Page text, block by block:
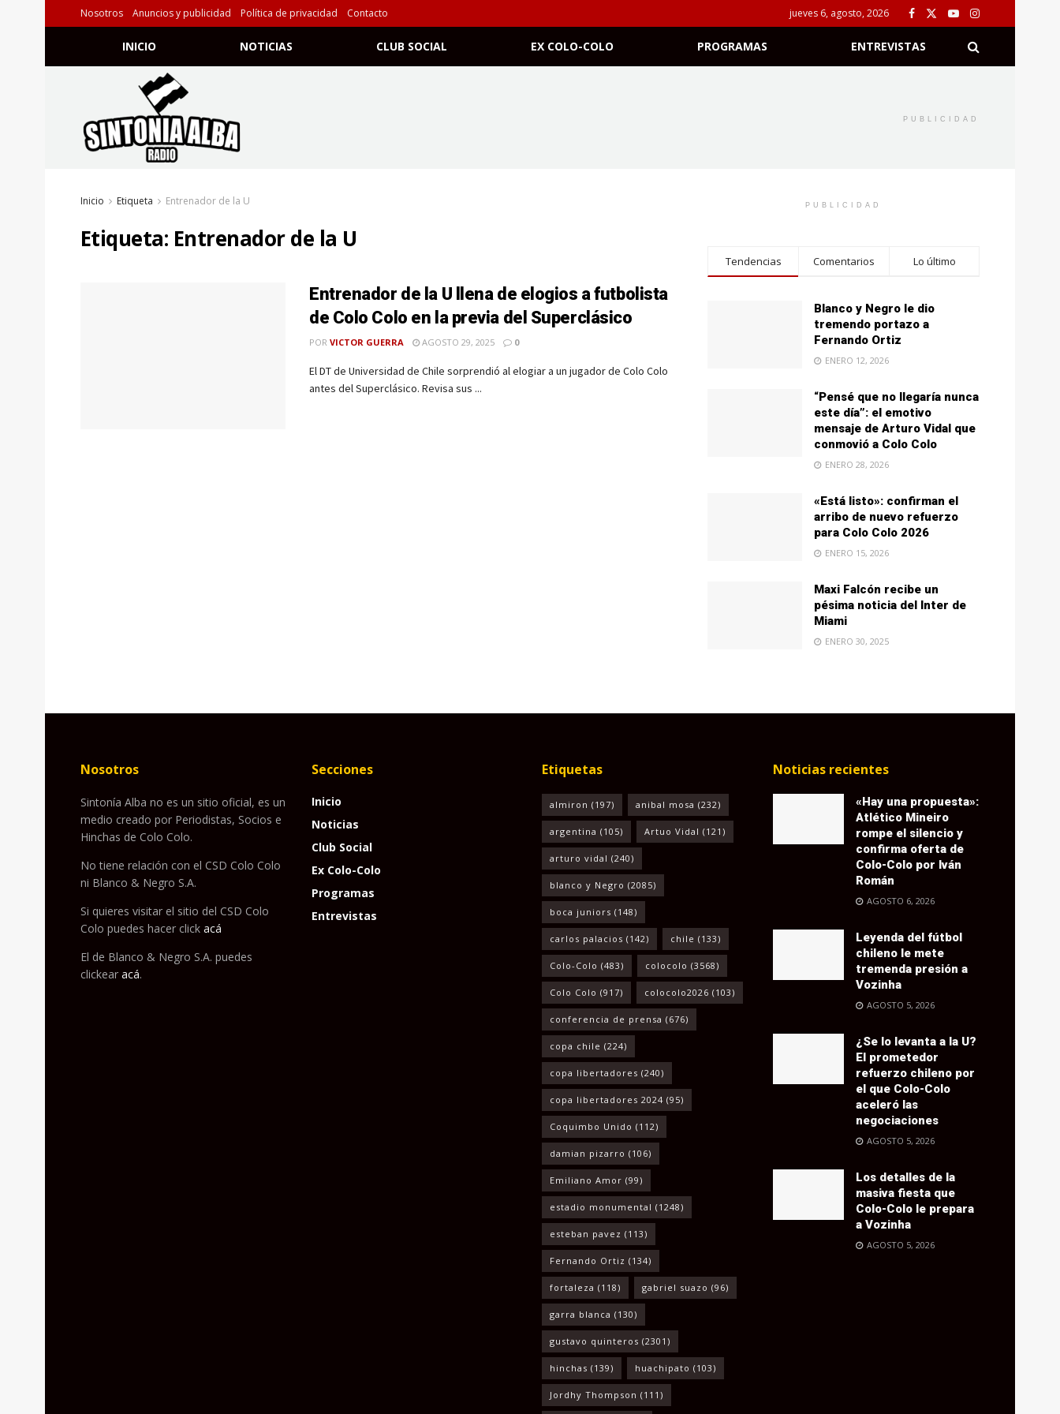
Nosotros Anuncios y publicidad Política de privacidad Contacto jueves 6, agosto, 2026
INICIO NOTICIAS CLUB SOCIAL EX COLO-COLO PROGRAMAS ENTREVISTAS
PUBLICIDAD
Inicio Etiqueta Entrenador de la U
Etiqueta: Entrenador de la U
Entrenador de la U llena de elogios a futbolista
de Colo Colo en la previa del Superclásico
POR VICTOR GUERRA AGOSTO 29, 2025 0
El DT de Universidad de Chile sorprendió al elogiar a un jugador de Colo Colo
antes del Superclásico. Revisa sus ...
PUBLICIDAD
Tendencias Comentarios Lo último
Blanco y Negro le dio
tremendo portazo a
Fernando Ortiz
ENERO 12, 2026
“Pensé que no llegaría nunca
este día”: el emotivo
mensaje de Arturo Vidal que
conmovió a Colo Colo
ENERO 28, 2026
«Está listo»: confirman el
arribo de nuevo refuerzo
para Colo Colo 2026
ENERO 15, 2026
Maxi Falcón recibe un
pésima noticia del Inter de
Miami
ENERO 30, 2025
Nosotros
Sintonía Alba no es un sitio oficial, es un
medio creado por Periodistas, Socios e
Hinchas de Colo Colo.
No tiene relación con el CSD Colo Colo
ni Blanco & Negro S.A.
Si quieres visitar el sitio del CSD Colo
Colo puedes hacer click acá
El de Blanco & Negro S.A. puedes
clickear acá.
Secciones
Inicio
Noticias
Club Social
Ex Colo-Colo
Programas
Entrevistas
Etiquetas
almiron (197) anibal mosa (232)
argentina (105) Artuo Vidal (121)
arturo vidal (240)
blanco y Negro (2085)
boca juniors (148)
carlos palacios (142) chile (133)
Colo-Colo (483) colocolo (3568)
Colo Colo (917) colocolo2026 (103)
conferencia de prensa (676)
copa chile (224)
copa libertadores (240)
copa libertadores 2024 (95)
Coquimbo Unido (112)
damian pizarro (106)
Emiliano Amor (99)
estadio monumental (1248)
esteban pavez (113)
Fernando Ortiz (134)
fortaleza (118) gabriel suazo (96)
garra blanca (130)
gustavo quinteros (2301)
hinchas (139) huachipato (103)
Jordhy Thompson (111)
Noticias recientes
«Hay una propuesta»:
Atlético Mineiro
rompe el silencio y
confirma oferta de
Colo-Colo por Iván
Román
AGOSTO 6, 2026
Leyenda del fútbol
chileno le mete
tremenda presión a
Vozinha
AGOSTO 5, 2026
¿Se lo levanta a la U?
El prometedor
refuerzo chileno por
el que Colo-Colo
aceleró las
negociaciones
AGOSTO 5, 2026
Los detalles de la
masiva fiesta que
Colo-Colo le prepara
a Vozinha
AGOSTO 5, 2026